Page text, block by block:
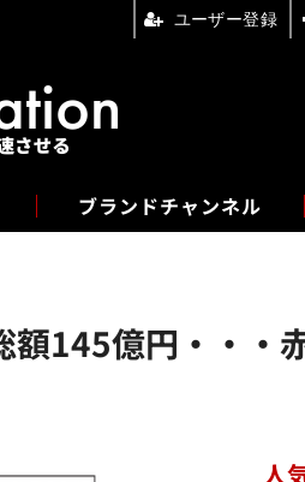
ブランドチャンネル
フォーエム
額145億円・・・
人
ユーザー登録